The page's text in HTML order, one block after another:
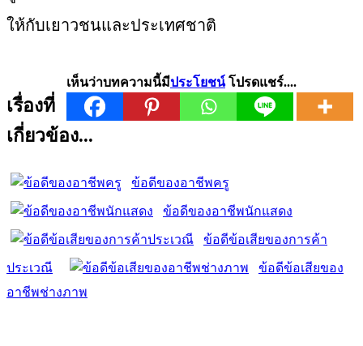
ให้กับเยาวชนและประเทศชาติ
เห็นว่าบทความนี้มีประโยชน์โปรดแชร์....
เรื่องที่
เกี่ยวข้อง...
ข้อดีของอาชีพครู
ข้อดีของอาชีพนักแสดง
ข้อดีข้อเสียของการค้า
ประเวณี
ข้อดีข้อเสียของ
อาชีพช่างภาพ